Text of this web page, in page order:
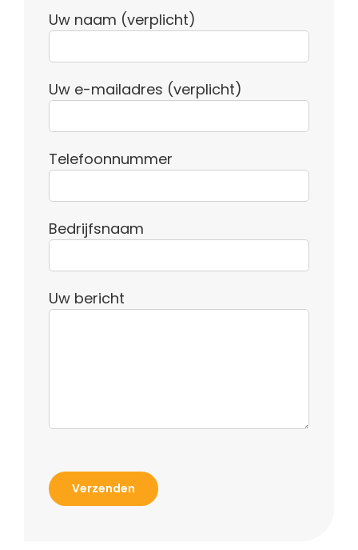
Uw naam (verplicht)
Uw e-mailadres (verplicht)
Telefoonnummer
Bedrijfsnaam
Uw bericht